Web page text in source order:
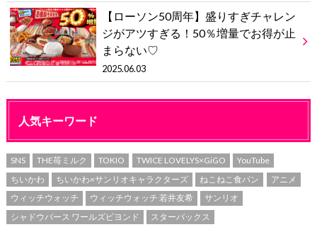
【ローソン50周年】盛りすぎチャレン
ジがアツすぎる！50％増量でお得が止
まらない♡
2025.06.03
人気キーワード
SNS THE苺ミルク TOKIO TWICE LOVELYS×GiGO
YouTube
ちいかわ
ちいかわ×サンリオキャラクターズ ねこねこ食パン
アニメ
ウィッチウォッチ
ウィッチウォッチ 若井友希
サンリオ
シャドウバース ワールズビヨンド
スターバックス